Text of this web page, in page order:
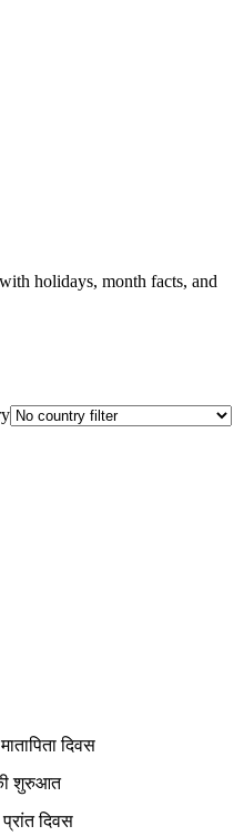
holidays, month facts, and
दिवस
शुरुआत
दिवस